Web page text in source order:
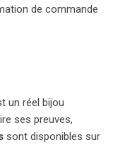
de commande
un réel bijou
ses preuves,
sont disponibles sur